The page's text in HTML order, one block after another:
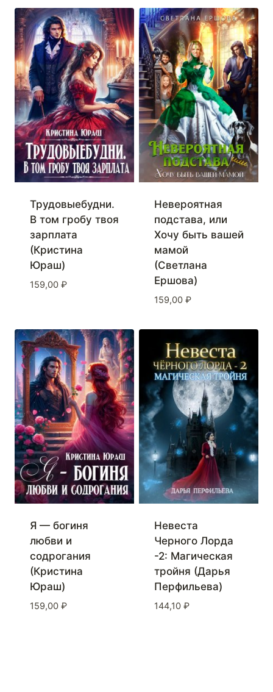
Трудовыебудни.
В том гробу твоя
зарплата
(Кристина
Юраш)
159,00 ₽
Невероятная
подстава, или
Хочу быть вашей
мамой
(Светлана
Ершова)
159,00 ₽
Я — богиня
любви и
содрогания
(Кристина
Юраш)
159,00 ₽
Невеста
Черного Лорда
-2: Магическая
тройня (Дарья
Перфильева)
144,10 ₽